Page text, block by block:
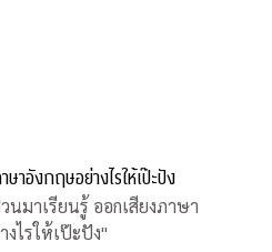
าอังกฤษอย่างไรให้เป๊ะปัง
นมาเรียนรู้ ออกเสียงภาษา
งไรให้เป๊ะปัง"